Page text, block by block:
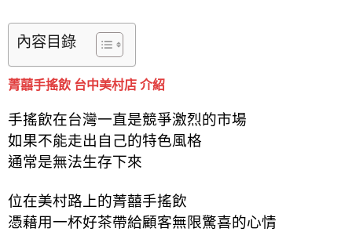
內容目錄
菁囍手搖飲 台中美村店 介紹
手搖飲在台灣一直是競爭激烈的市場
如果不能走出自己的特色風格
通常是無法生存下來
位在美村路上的菁囍手搖飲
憑藉用一杯好茶帶給顧客無限驚喜的心情